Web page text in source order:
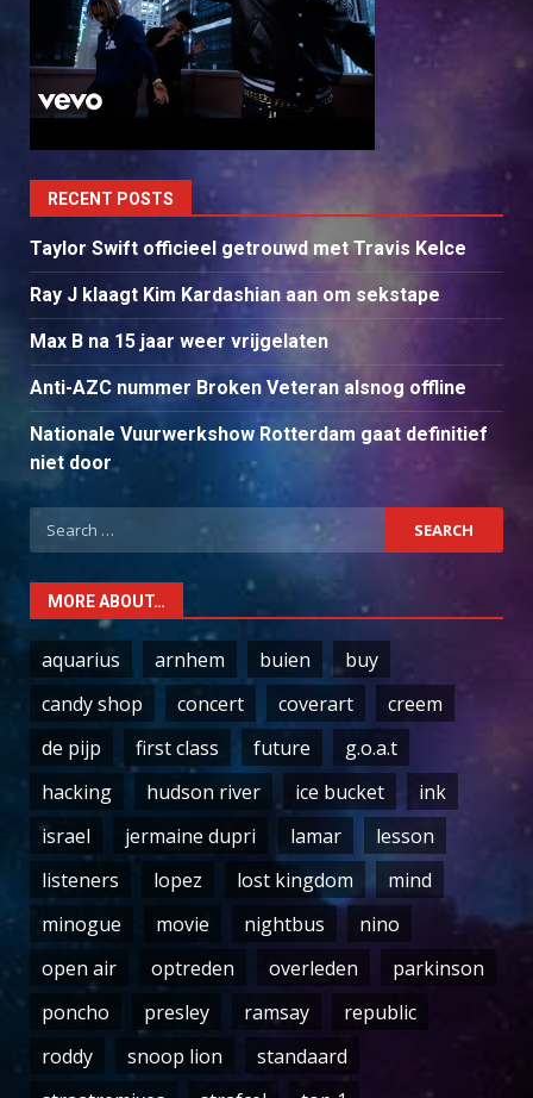
RECENT POSTS
Taylor Swift officieel getrouwd met Travis Kelce
Ray J klaagt Kim Kardashian aan om sekstape
Max B na 15 jaar weer vrijgelaten
Anti-AZC nummer Broken Veteran alsnog offline
Nationale Vuurwerkshow Rotterdam gaat definitief
niet door
Search
for:
MORE ABOUT…
aquarius arnhem buien
buy
candy shop
concert coverart
creem
de pijp
first class future
g.o.a.t
hacking
hudson river ice bucket
ink
israel
jermaine dupri lamar
lesson
listeners
lopez lost kingdom
mind
minogue
movie nightbus
nino
open air
optreden overleden
parkinson
poncho
presley ramsay
republic
roddy
snoop lion
standaard